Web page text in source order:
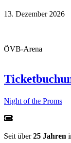
13. Dezember 2026
ÖVB-Arena
Night of the Proms
Seit über25 Jahren